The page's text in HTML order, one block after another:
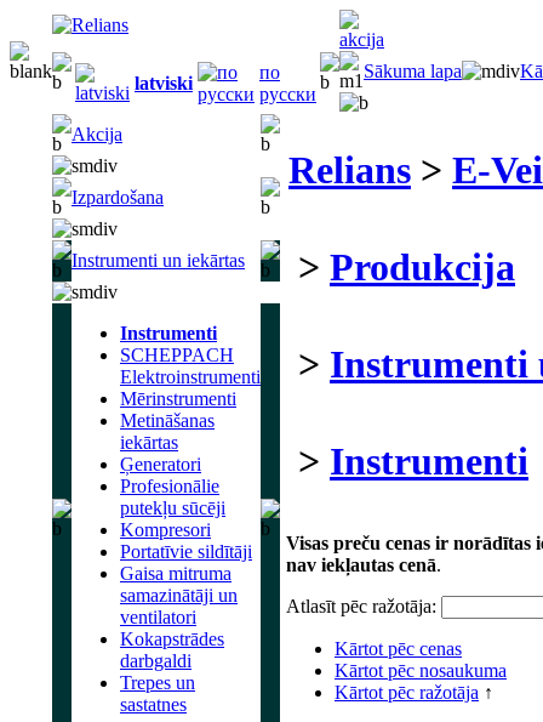
latviski
по
русски
Sākuma lapa
Akcija
Izpardošana
Instrumenti un iekārtas
Instrumenti
SCHEPPACH
Elektroinstrumenti
Mērinstrumenti
Metināšanas
iekārtas
Ģeneratori
Profesionālie
putekļu sūcēji
Kompresori
Portatīvie sildītāji
Gaisa mitruma
samazinātāji un
ventilatori
Kokapstrādes
darbgaldi
Trepes un
sastatnes
Relians > E-
> Produkcija
> Instrumenti
> Instrumenti
Visas preču cenas ir norādītas
nav iekļautas cenā.
Atlasīt pēc ražotāja:
Kārtot pēc cenas
Kārtot pēc nosaukuma
Kārtot pēc ražotāja ↑